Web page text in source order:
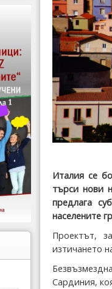
Италия се
търси нови
предлага
населените
Проектът,
изтичането
Сардиния,